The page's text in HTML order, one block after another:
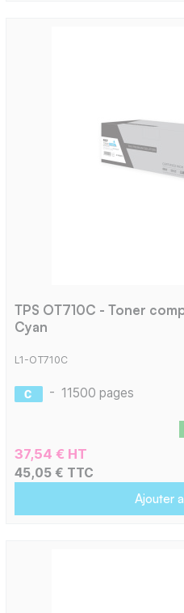
TPS OT710C - Toner
Cyan
L1-OT710C
- 11500 pages
37,54 € HT
45,05 € TTC
Ajouter